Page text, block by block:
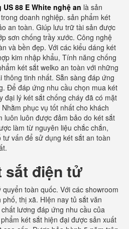
88 E White nghệ an là sản
doanh nghiệp. sản phẩm két
an toàn. Giúp lưu trữ tài sản được
sơn chống trầy xước. Công nghệ
và bền đẹp. Với các kiểu dáng két
kim nhập khẩu, Tính năng chống
két sắt welko an toàn với những
thông tinh nhất. Sẵn sàng đáp ứng
Để đáp ứng nhu cầu chọn mua két
đại lý két sắt chống cháy đã có mặt
phục vụ tốt nhất cho khách
luôn luôn được đảm bảo do két sắt
làm từ nguyên liệu chắc chắn,
vấn để sử dụng két sắt an toàn
sắt điện tử
toàn quốc. Với các showroom
thị xã. HIện nay tủ sắt văn
lương đáp ứng nhu cầu của
két sắt hiện đại được sản xuất